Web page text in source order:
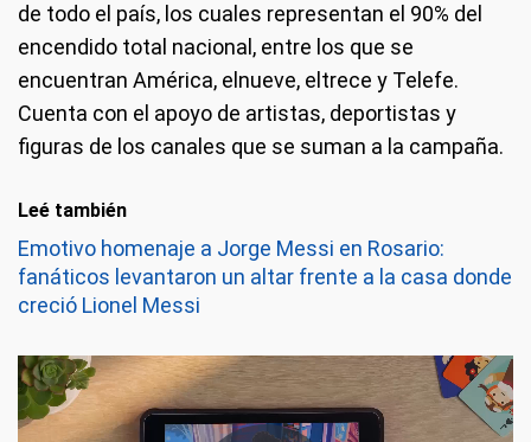
de todo el país, los cuales representan el 90% del
encendido total nacional, entre los que se
encuentran América, elnueve, eltrece y Telefe.
Cuenta con el apoyo de artistas, deportistas y
figuras de los canales que se suman a la campaña.
Leé también
Emotivo homenaje a Jorge Messi en Rosario:
fanáticos levantaron un altar frente a la casa donde
creció Lionel Messi